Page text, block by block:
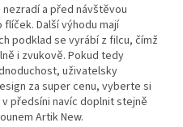
a před návštěvou
Další výhodu mají
podklad se vyrábí z filcu, čímž
i zvukově. Pokud tedy
uživatelsky
za super cenu, vyberte si
předsíni navíc doplnit stejně
Artik New.